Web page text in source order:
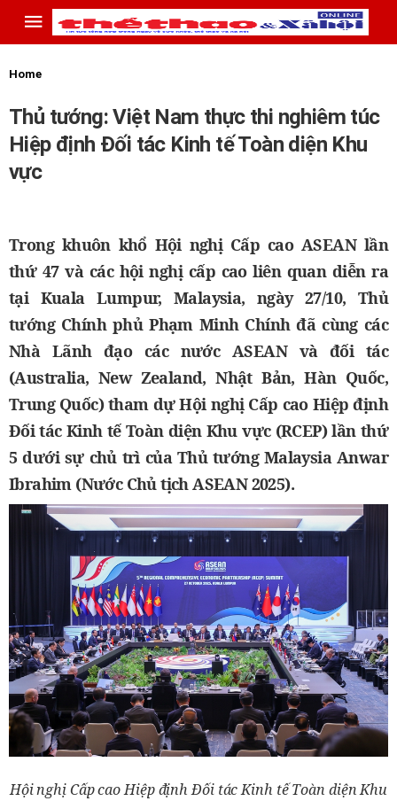
Home
Thủ tướng: Việt Nam thực thi nghiêm túc
Hiệp định Đối tác Kinh tế Toàn diện Khu
vực
Trong khuôn khổ Hội nghị Cấp cao ASEAN lần
thứ 47 và các hội nghị cấp cao liên quan diễn ra
tại Kuala Lumpur, Malaysia, ngày 27/10, Thủ
tướng Chính phủ Phạm Minh Chính đã cùng các
Nhà Lãnh đạo các nước ASEAN và đối tác
(Australia, New Zealand, Nhật Bản, Hàn Quốc,
Trung Quốc) tham dự Hội nghị Cấp cao Hiệp định
Đối tác Kinh tế Toàn diện Khu vực (RCEP) lần thứ
5 dưới sự chủ trì của Thủ tướng Malaysia Anwar
Ibrahim (Nước Chủ tịch ASEAN 2025).
Hội nghị Cấp cao Hiệp định Đối tác Kinh tế Toàn diện Khu